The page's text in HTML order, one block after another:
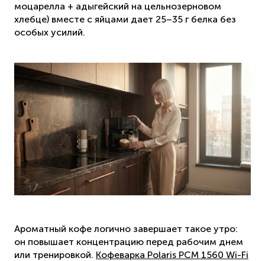
моцарелла + адыгейский на цельнозерновом
хлебце) вместе с яйцами дает 25–35 г белка без
особых усилий.
Ароматный кофе логично завершает такое утро:
он повышает концентрацию перед рабочим днем
или тренировкой. Кофеварка Polaris PCM 1560 Wi-Fi